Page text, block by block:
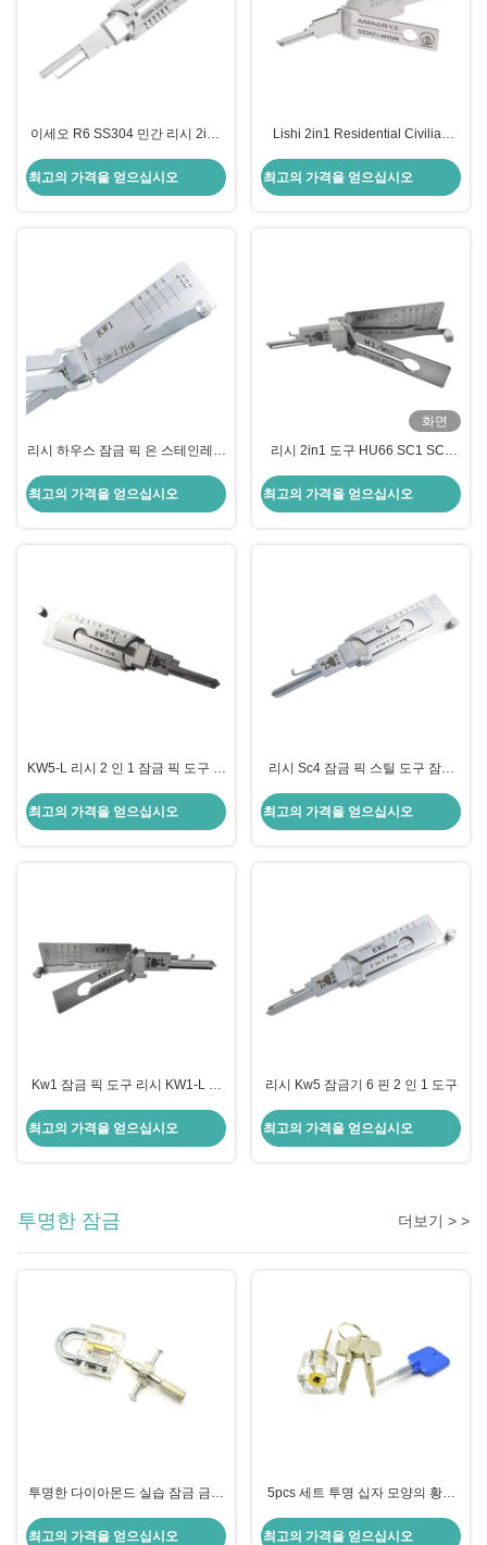
이세오 R6 SS304 민간 리시 2in1
세트 전기 펌프 키
최고의 가격을 얻으십시오
Lishi 2in1 Residential Civilian
Tool(SS342) Reader for japan
KAWAJUN Locksmith Tools
최고의 가격을 얻으십시오
리시 하우스 잠금 픽 은 스테인레스
Kw1 잠금 픽 세트 디코더
최고의 가격을 얻으십시오
화면
리시 2in1 도구 HU66 SC1 SC4
B111 TE2 잠금 픽 디코더
최고의 가격을 얻으십시오
KW5-L 리시 2 인 1 잠금 픽 도구 주
디코더
최고의 가격을 얻으십시오
리시 Sc4 잠금 픽 스틸 도구 잠금
최고의 가격을 얻으십시오
Kw1 잠금 픽 도구 리시 KW1-L 잠
최고의 가격을 얻으십시오
리시 Kw5 잠금기 6 핀 2 인 1 도구
최고의 가격을 얻으십시오
투명한 잠금 더보기 > >
투명한 다이아몬드 실습 잠금 금속
연습을 위해
최고의 가격을 얻으십시오
5pcs 세트 투명 십자 모양의 황소
최고의 가격을 얻으십시오